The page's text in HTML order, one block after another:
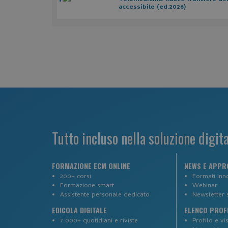
accessibile (ed.2026)
Tutto incluso nella soluzione
FORMAZIONE ECM ONLINE
200+ corsi
Formazione smart
Assistente personale dedicato
EDICOLA DIGITALE
7.000+ quotidiani e riviste
NEWS E
Formati
Webinar
Newsletter
ELENCO
Profilo e
Nome
_ga